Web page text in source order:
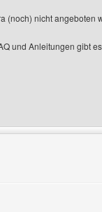
(noch) nicht
und Anleitungen gibt
besuchen: Fritz